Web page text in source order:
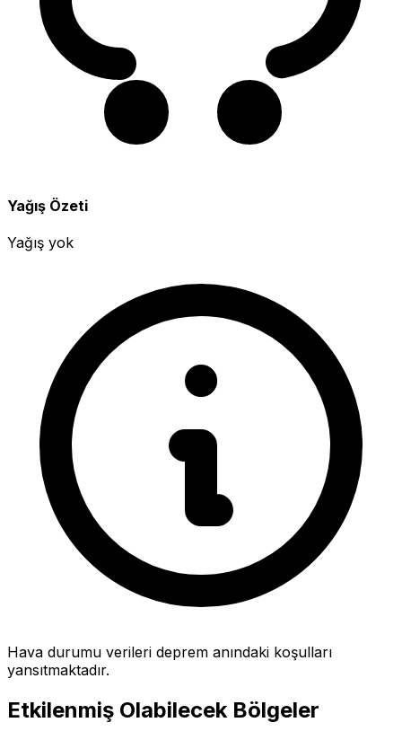
Yağış Özeti
Yağış yok
Hava durumu verileri deprem anındaki koşulları
yansıtmaktadır.
Etkilenmiş Olabilecek Bölgeler